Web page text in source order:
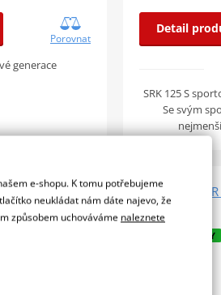
Porovnat
generace
Detail
SRK 125 S
Se svým
- černá 2026
ZÁRUKA 3 ROKY
e-shopu. K tomu potřebujeme
neukládat nám dáte najevo, že
způsobem uchováváme naleznete